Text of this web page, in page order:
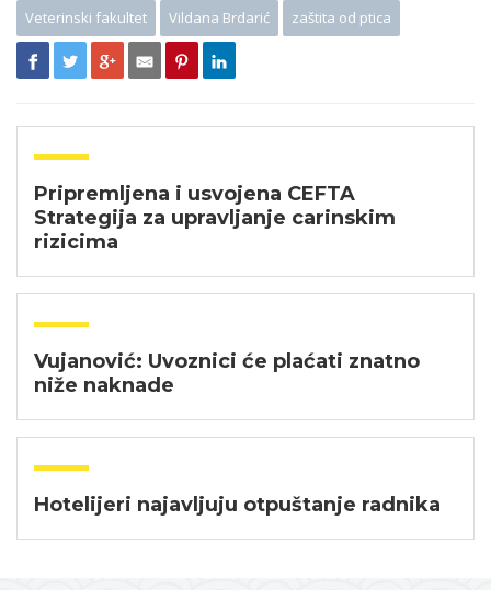
Veterinski fakultet Vildana Brdarić zaštita od ptica
Pripremljena i usvojena CEFTA
Strategija za upravljanje carinskim
rizicima
Vujanović: Uvoznici će plaćati znatno
niže naknade
Hotelijeri najavljuju otpuštanje radnika